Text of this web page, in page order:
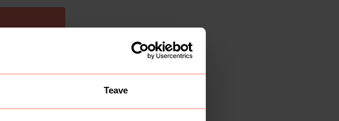
Teave